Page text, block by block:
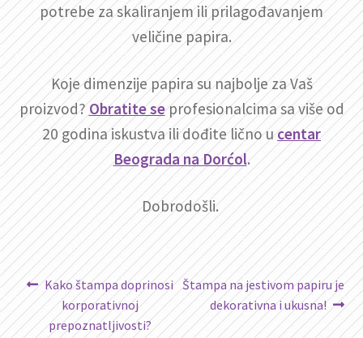
potrebe za skaliranjem ili prilagođavanjem
veličine papira.
Koje dimenzije papira su najbolje za Vaš
proizvod? Obratite seprofesionalcima sa više od
20 godina iskustva ili dođite lično u centar
Beograda na Dorćol.
Dobrodošli.
Kretanje
članka
Prethodni
članak:
Kako štampa doprinosi
korporativnoj
prepoznatljivosti?
Sledeći
članak:
Štampa na jestivom papiru je
dekorativna i ukusna!